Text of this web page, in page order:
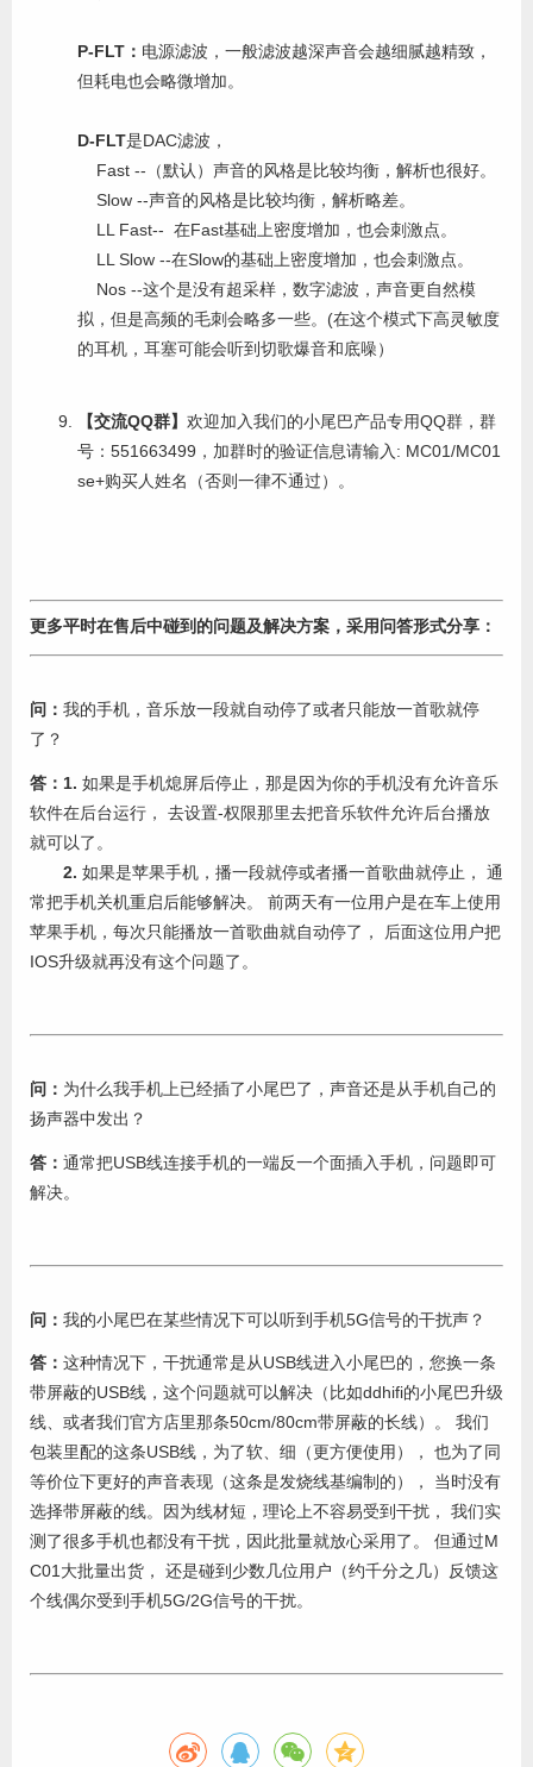
P-FLT： 电源滤波，一般滤波越深声音会越细腻越精致，
但耗电也会略微增加。
D-FLT是DAC滤波，
Fast --（默认）声音的风格是比较均衡，解析也很好。
Slow --声音的风格是比较均衡，解析略差。
LL Fast-- 在Fast基础上密度增加，也会刺激点。
LL Slow --在Slow的基础上密度增加，也会刺激点。
Nos --这个是没有超采样，数字滤波，声音更自然模
拟，但是高频的毛刺会略多一些。(在这个模式下高灵敏度
的耳机，耳塞可能会听到切歌爆音和底噪）
【交流QQ群】 欢迎加入我们的小尾巴产品专用QQ群，群
号：551663499，加群时的验证信息请输入: MC01/MC01
se+购买人姓名（否则一律不通过）。
更多平时在售后中碰到的问题及解决方案，采用问答形式分享：
问： 我的手机，音乐放一段就自动停了或者只能放一首歌就停
了？
答：1. 如果是手机熄屏后停止，那是因为你的手机没有允许音乐
软件在后台运行， 去设置-权限那里去把音乐软件允许后台播放
就可以了。
2. 如果是苹果手机，播一段就停或者播一首歌曲就停止， 通
常把手机关机重启后能够解决。 前两天有一位用户是在车上使用
苹果手机，每次只能播放一首歌曲就自动停了， 后面这位用户把
IOS升级就再没有这个问题了。
问： 为什么我手机上已经插了小尾巴了，声音还是从手机自己的
扬声器中发出？
答： 通常把USB线连接手机的一端反一个面插入手机，问题即可
解决。
问： 我的小尾巴在某些情况下可以听到手机5G信号的干扰声？
答： 这种情况下，干扰通常是从USB线进入小尾巴的，您换一条
带屏蔽的USB线，这个问题就可以解决（比如ddhifi的小尾巴升级
线、或者我们官方店里那条50cm/80cm带屏蔽的长线）。 我们
包装里配的这条USB线，为了软、细（更方便使用）， 也为了同
等价位下更好的声音表现（这条是发烧线基编制的）， 当时没有
选择带屏蔽的线。因为线材短，理论上不容易受到干扰， 我们实
测了很多手机也都没有干扰，因此批量就放心采用了。 但通过M
C01大批量出货， 还是碰到少数几位用户（约千分之几）反馈这
个线偶尔受到手机5G/2G信号的干扰。